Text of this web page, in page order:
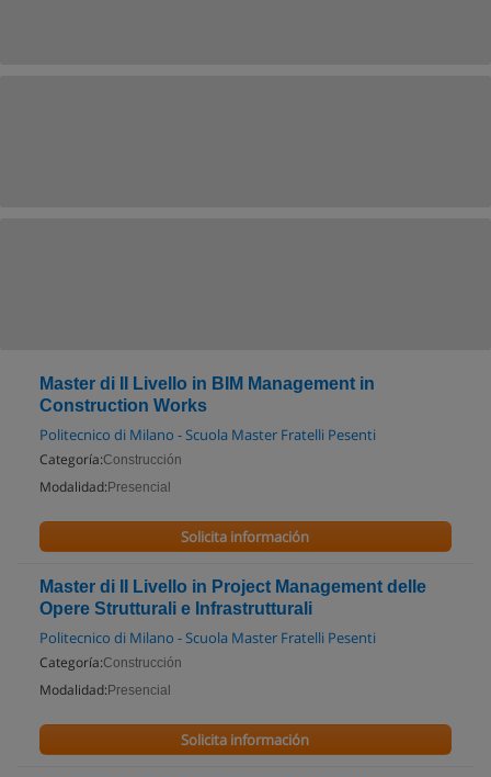
Master di II Livello in BIM Management in
Construction Works
Politecnico di Milano - Scuola Master Fratelli Pesenti
Categoría:Construcción
Modalidad: Presencial
Solicita información
Master di II Livello in Project Management delle
Opere Strutturali e Infrastrutturali
Politecnico di Milano - Scuola Master Fratelli Pesenti
Categoría:Construcción
Modalidad: Presencial
Solicita información